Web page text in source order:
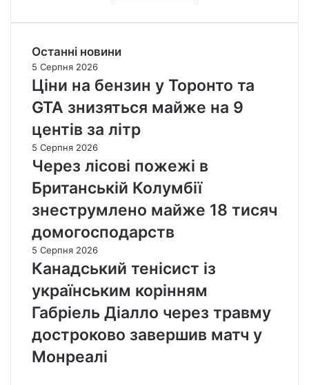
Останні новини
5 Серпня 2026
Ціни на бензин у Торонто та
GTA знизяться майже на 9
центів за літр
5 Серпня 2026
Через лісові пожежі в
Британській Колумбії
знеструмлено майже 18 тисяч
домогосподарств
5 Серпня 2026
Канадський тенісист із
українським корінням
Габріель Діалло через травму
достроково завершив матч у
Монреалі